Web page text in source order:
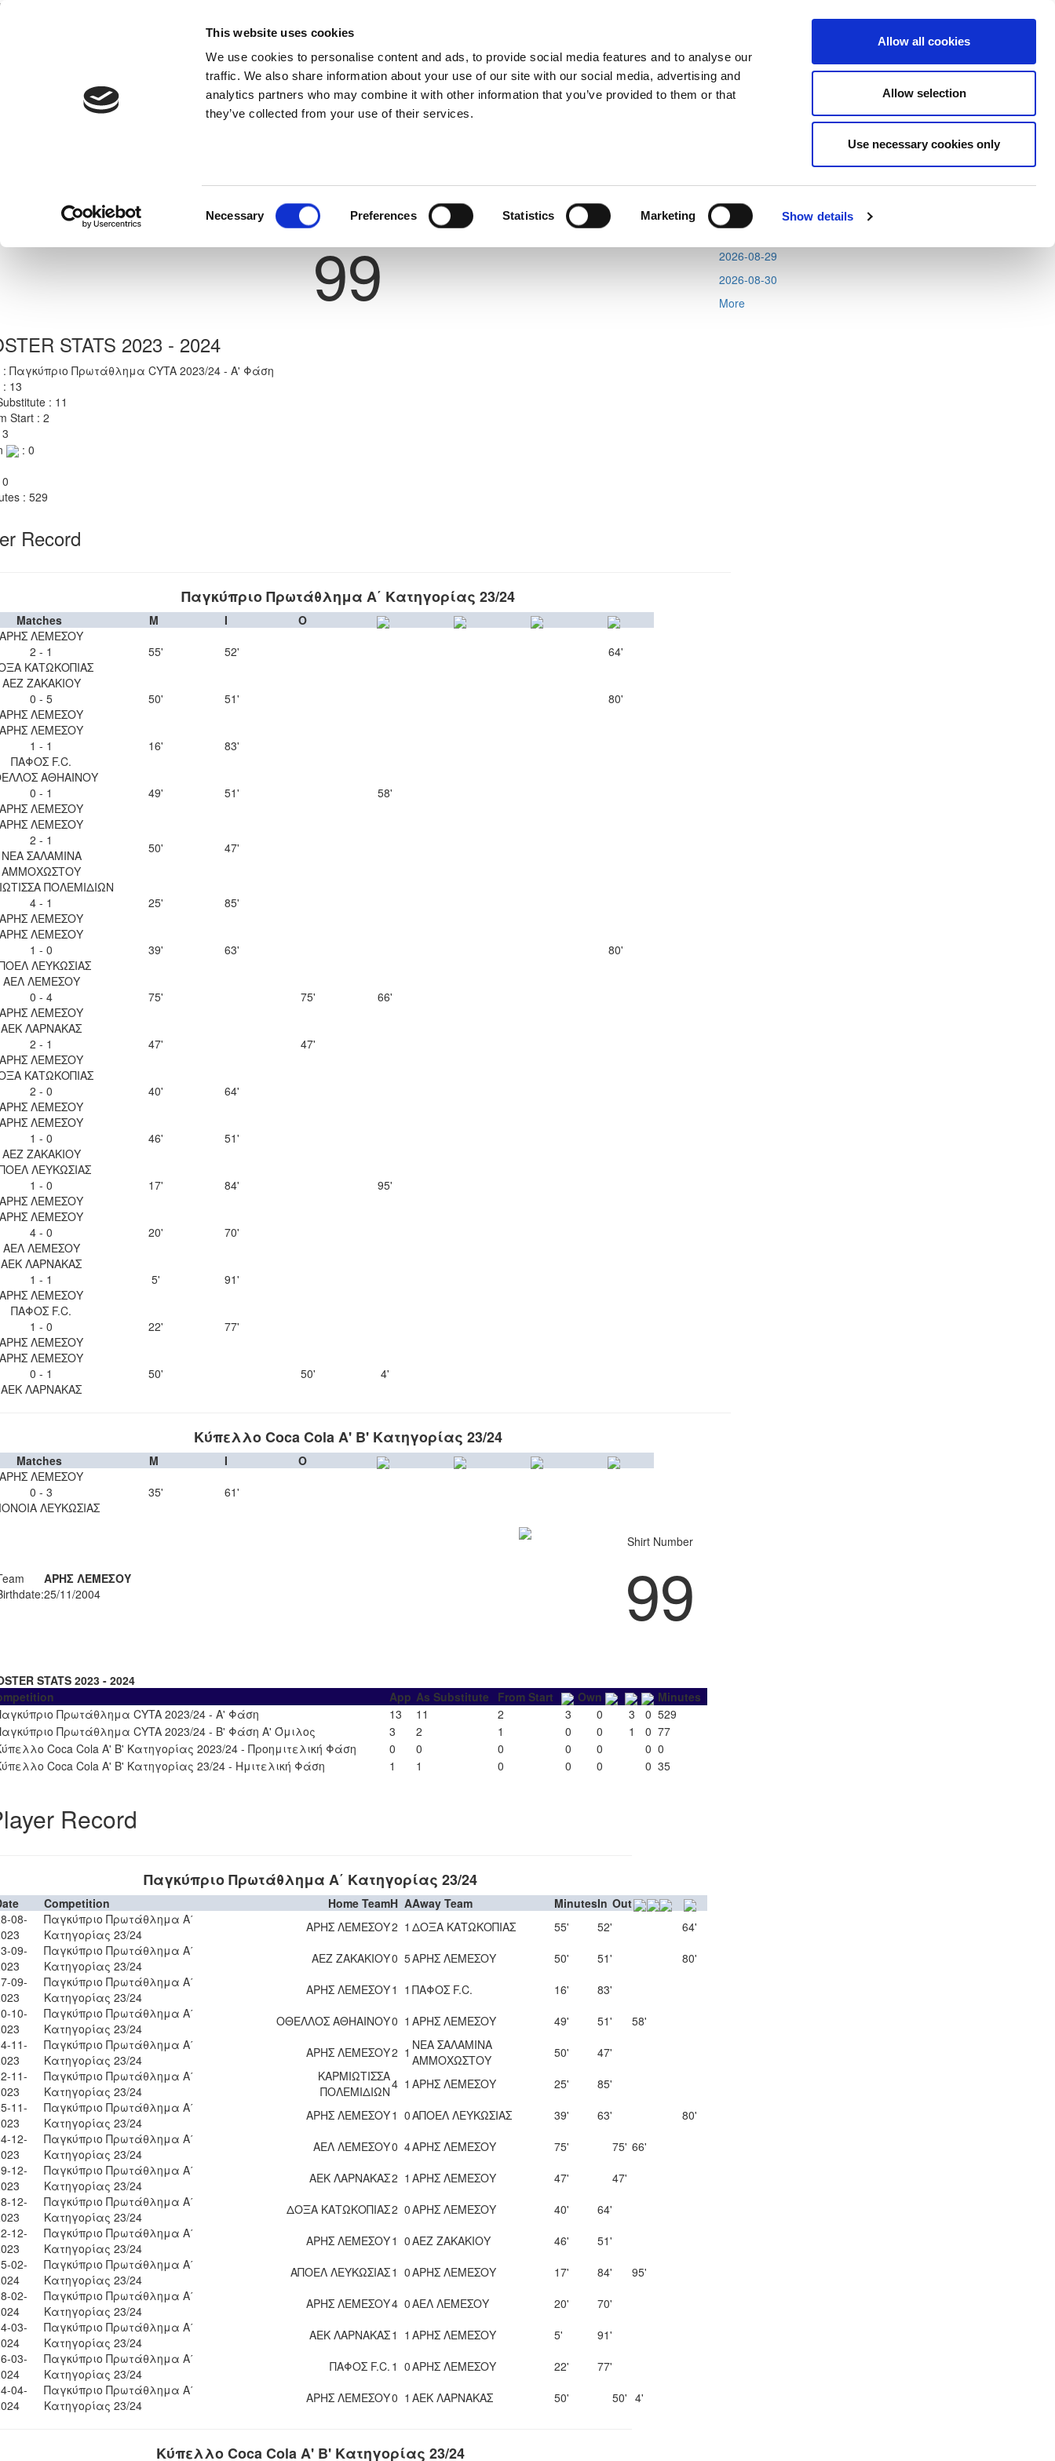
This website uses cookies
We use cookies to personalise content and ads, to provide social media features and to analyse our
traffic. We also share information about your use of our site with our social media, advertising and
analytics partners who may combine it with other information that you’ve provided to them or that
they’ve collected from your use of their services.
Necessary Preferences Statistics Marketing Show details
Allow all cookies
Allow selection
Use necessary cookies only
Competitions
Next
Shirt Number
99
STATS 2023 - 2024
: Παγκύπριο Πρωτάθλημα CYTA 2023/24 - Α' Φάση
: 13
: 11
Start : 2
: 0
: 529
Record
Παγκύπριο Πρωτάθλημα Α΄ Κατηγορίας 23/24
Matches M I
O
ΑΡΗΣ ΛΕΜΕΣΟΥ
2 - 1
ΚΑΤΩΚΟΠΙΑΣ
55' 52'
64'
ΑΕΖ ΖΑΚΑΚΙΟΥ
0 - 5
ΑΡΗΣ ΛΕΜΕΣΟΥ
50' 51'
80'
ΑΡΗΣ ΛΕΜΕΣΟΥ
1 - 1
ΠΑΦΟΣ F.C.
16'
83'
ΑΘΗΑΙΝΟΥ
0 - 1
ΑΡΗΣ ΛΕΜΕΣΟΥ
49' 51'
58'
ΑΡΗΣ ΛΕΜΕΣΟΥ
2 - 1
ΝΕΑ ΣΑΛΑΜΙΝΑ
ΑΜΜΟΧΩΣΤΟΥ
50' 47'
ΠΟΛΕΜΙΔΙΩΝ
4 - 1
ΑΡΗΣ ΛΕΜΕΣΟΥ
25'
85'
ΑΡΗΣ ΛΕΜΕΣΟΥ
1 - 0
ΛΕΥΚΩΣΙΑΣ
39' 63'
80'
ΑΕΛ ΛΕΜΕΣΟΥ
0 - 4
ΑΡΗΣ ΛΕΜΕΣΟΥ
75' 75'
66'
ΑΕΚ ΛΑΡΝΑΚΑΣ
2 - 1
ΑΡΗΣ ΛΕΜΕΣΟΥ
47'
47'
ΚΑΤΩΚΟΠΙΑΣ
2 - 0
ΑΡΗΣ ΛΕΜΕΣΟΥ
40'
64'
ΑΡΗΣ ΛΕΜΕΣΟΥ
1 - 0
ΑΕΖ ΖΑΚΑΚΙΟΥ
46'
51'
ΛΕΥΚΩΣΙΑΣ
1 - 0
ΑΡΗΣ ΛΕΜΕΣΟΥ
17' 84'
95'
ΑΡΗΣ ΛΕΜΕΣΟΥ
4 - 0
ΑΕΛ ΛΕΜΕΣΟΥ
20'
70'
ΑΕΚ ΛΑΡΝΑΚΑΣ
1 - 1
ΑΡΗΣ ΛΕΜΕΣΟΥ
5'
91'
ΠΑΦΟΣ F.C.
1 - 0
ΑΡΗΣ ΛΕΜΕΣΟΥ
22'
77'
ΑΡΗΣ ΛΕΜΕΣΟΥ
0 - 1
ΑΕΚ ΛΑΡΝΑΚΑΣ
50' 50' 4'
Κύπελλο Coca Cola Α' Β' Κατηγορίας 23/24
Matches M I
O
ΑΡΗΣ ΛΕΜΕΣΟΥ
0 - 3
ΛΕΥΚΩΣΙΑΣ
35' 61'
ΑΡΗΣ ΛΕΜΕΣΟΥ
25/11/2004
Shirt Number
99
STATS 2023 - 2024
App As Substitute From Start Own
Minutes
Πρωτάθλημα CYTA 2023/24 - Α' Φάση
13 11 2 3 0 3 0 529
Πρωτάθλημα CYTA 2023/24 - Β' Φάση Α' Όμιλος
3 2 1 0 0 1 0 77
Coca Cola Α' Β' Κατηγορίας 2023/24 - Προημιτελική Φάση
0 0 0 0 0 0 0
Coca Cola Α' Β' Κατηγορίας 23/24 - Ημιτελική Φάση
1 1 0 0 0 0 35
Record
Παγκύπριο Πρωτάθλημα Α΄ Κατηγορίας 23/24
Competition Home TeamH AAway Team MinutesIn Out
08-
Παγκύπριο Πρωτάθλημα Α΄
Κατηγορίας 23/24
ΑΡΗΣ ΛΕΜΕΣΟΥ2 1 ΔΟΞΑ ΚΑΤΩΚΟΠΙΑΣ 55' 52'
64'
09-
Παγκύπριο Πρωτάθλημα Α΄
Κατηγορίας 23/24
ΑΕΖ ΖΑΚΑΚΙΟΥ0 5ΑΡΗΣ ΛΕΜΕΣΟΥ 50' 51'
80'
09-
Παγκύπριο Πρωτάθλημα Α΄
Κατηγορίας 23/24
ΑΡΗΣ ΛΕΜΕΣΟΥ1 1 ΠΑΦΟΣ F.C. 16'
83'
10-
Παγκύπριο Πρωτάθλημα Α΄
Κατηγορίας 23/24
ΟΘΕΛΛΟΣ ΑΘΗΑΙΝΟΥ0 1 ΑΡΗΣ ΛΕΜΕΣΟΥ 49' 51'
58'
11-
Παγκύπριο Πρωτάθλημα Α΄
Κατηγορίας 23/24
ΑΡΗΣ ΛΕΜΕΣΟΥ2 1 ΝΕΑ ΣΑΛΑΜΙΝΑ
ΑΜΜΟΧΩΣΤΟΥ
50'
47'
11-
Παγκύπριο Πρωτάθλημα Α΄
Κατηγορίας 23/24
ΚΑΡΜΙΩΤΙΣΣΑ
ΠΟΛΕΜΙΔΙΩΝ4 1 ΑΡΗΣ ΛΕΜΕΣΟΥ 25'
85'
11-
Παγκύπριο Πρωτάθλημα Α΄
Κατηγορίας 23/24
ΑΡΗΣ ΛΕΜΕΣΟΥ1 0ΑΠΟΕΛ ΛΕΥΚΩΣΙΑΣ 39' 63'
80'
12-
Παγκύπριο Πρωτάθλημα Α΄
Κατηγορίας 23/24
ΑΕΛ ΛΕΜΕΣΟΥ0 4ΑΡΗΣ ΛΕΜΕΣΟΥ 75' 75' 66'
12-
Παγκύπριο Πρωτάθλημα Α΄
Κατηγορίας 23/24
ΑΕΚ ΛΑΡΝΑΚΑΣ2 1 ΑΡΗΣ ΛΕΜΕΣΟΥ 47'
47'
12-
Παγκύπριο Πρωτάθλημα Α΄
Κατηγορίας 23/24
ΔΟΞΑ ΚΑΤΩΚΟΠΙΑΣ2 0ΑΡΗΣ ΛΕΜΕΣΟΥ 40'
64'
12-
Παγκύπριο Πρωτάθλημα Α΄
Κατηγορίας 23/24
ΑΡΗΣ ΛΕΜΕΣΟΥ1 0ΑΕΖ ΖΑΚΑΚΙΟΥ 46'
51'
02-
Παγκύπριο Πρωτάθλημα Α΄
Κατηγορίας 23/24
ΑΠΟΕΛ ΛΕΥΚΩΣΙΑΣ1 0ΑΡΗΣ ΛΕΜΕΣΟΥ 17' 84'
95'
02-
Παγκύπριο Πρωτάθλημα Α΄
Κατηγορίας 23/24
ΑΡΗΣ ΛΕΜΕΣΟΥ4 0ΑΕΛ ΛΕΜΕΣΟΥ 20'
70'
03-
Παγκύπριο Πρωτάθλημα Α΄
Κατηγορίας 23/24
ΑΕΚ ΛΑΡΝΑΚΑΣ1 1 ΑΡΗΣ ΛΕΜΕΣΟΥ 5'
91'
03-
Παγκύπριο Πρωτάθλημα Α΄
Κατηγορίας 23/24
ΠΑΦΟΣ F.C. 1 0ΑΡΗΣ ΛΕΜΕΣΟΥ 22'
77'
04-
Παγκύπριο Πρωτάθλημα Α΄
Κατηγορίας 23/24
ΑΡΗΣ ΛΕΜΕΣΟΥ0 1 ΑΕΚ ΛΑΡΝΑΚΑΣ 50' 50' 4'
Κύπελλο Coca Cola Α' Β' Κατηγορίας 23/24
Tweets by CyprusFA
2026-08-11
2026-08-12
2026-08-13
2026-08-29
2026-08-30
More